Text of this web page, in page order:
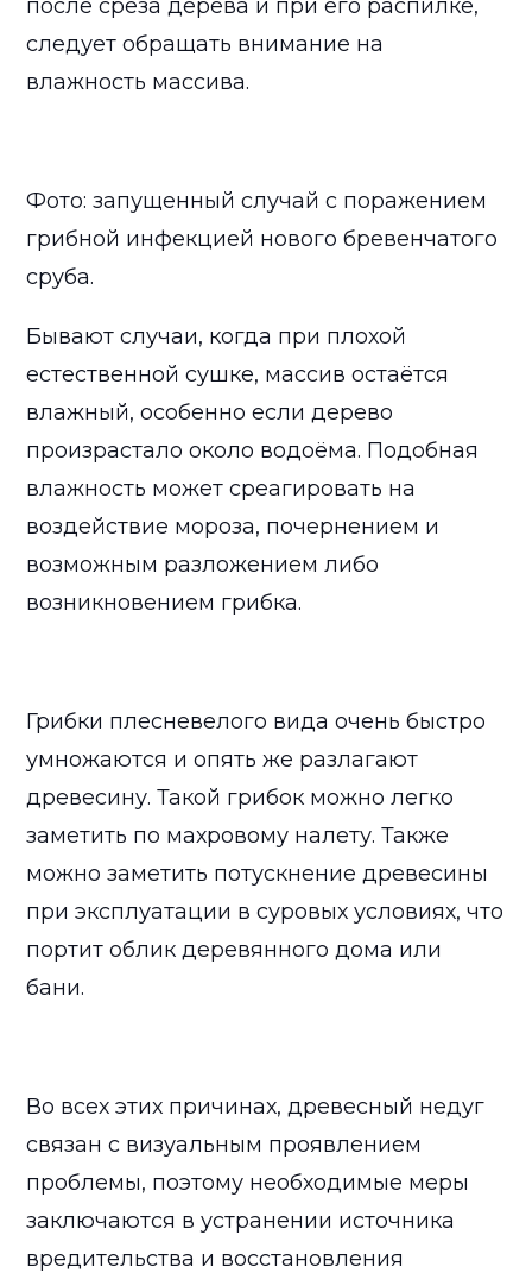
после среза дерева и при его распилке,
следует обращать внимание на
влажность массива.
Фото: запущенный случай с поражением
грибной инфекцией нового бревенчатого
сруба.
Бывают случаи, когда при плохой
естественной сушке, массив остаётся
влажный, особенно если дерево
произрастало около водоёма. Подобная
влажность может среагировать на
воздействие мороза, почернением и
возможным разложением либо
возникновением грибка.
Грибки плесневелого вида очень быстро
умножаются и опять же разлагают
древесину. Такой грибок можно легко
заметить по махровому налету. Также
можно заметить потускнение древесины
при эксплуатации в суровых условиях, что
портит облик деревянного дома или
бани.
Во всех этих причинах, древесный недуг
связан с визуальным проявлением
проблемы, поэтому необходимые меры
заключаются в устранении источника
вредительства и восстановления